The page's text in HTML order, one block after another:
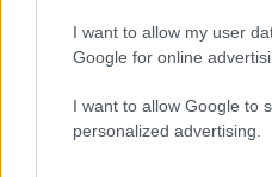
I want to allow my user
Google for online
I want to allow Google to
personalized advertising.
Το πολωμένο
φωτιές σε Αττική
ισχυρότερα